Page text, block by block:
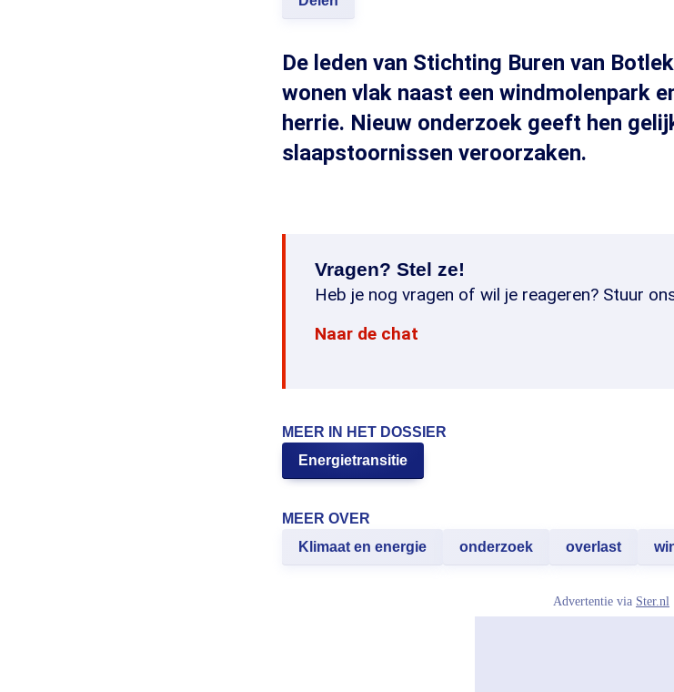
De leden van Stichting Buren van
wonen vlak naast een windmolenpark
herrie. Nieuw onderzoek geeft hen
slaapstoornissen veroorzaken.
Vragen? Stel ze!
Heb je nog vragen of wil je reageren? Stuur
Naar de chat
MEER IN HET DOSSIER
Energietransitie
MEER OVER
Klimaat en energie
onderzoek overlast
Advertentie via Ster.nl